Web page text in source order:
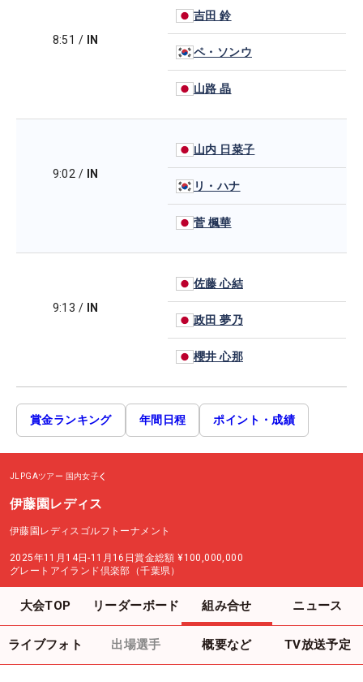
8:51 / IN
吉田 鈴
ペ・ソンウ
山路 晶
9:02 / IN
山内 日菜子
リ・ハナ
菅 楓華
9:13 / IN
佐藤 心結
政田 夢乃
櫻井 心那
賞金ランキング 年間日程 ポイント・成績
JLPGAツアー 国内女子
伊藤園レディス
伊藤園レディスゴルフトーナメント
2025年11月14日-11月16日賞金総額 ¥100,000,000
グレートアイランド倶楽部（千葉県）
大会TOP リーダーボード 組み合せ ニュース
ライブフォト 出場選手 概要など TV放送予定